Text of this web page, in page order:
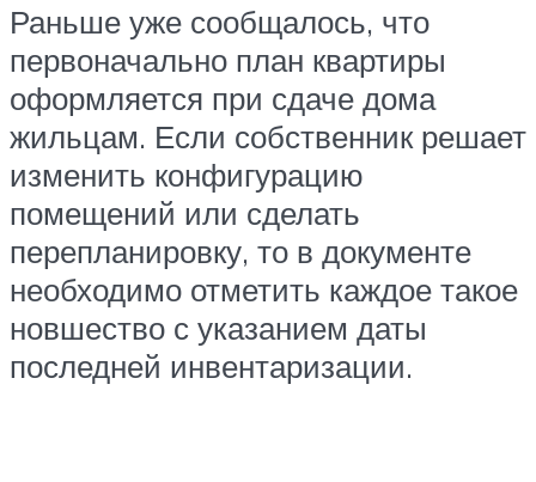
Раньше уже сообщалось, что
первоначально план квартиры
оформляется при сдаче дома
жильцам. Если собственник решает
изменить конфигурацию
помещений или сделать
перепланировку, то в документе
необходимо отметить каждое такое
новшество с указанием даты
последней инвентаризации.